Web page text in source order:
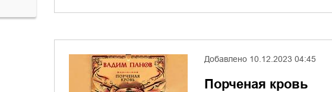
Добавлено 10.12.2023 04:45
Порченая кровь